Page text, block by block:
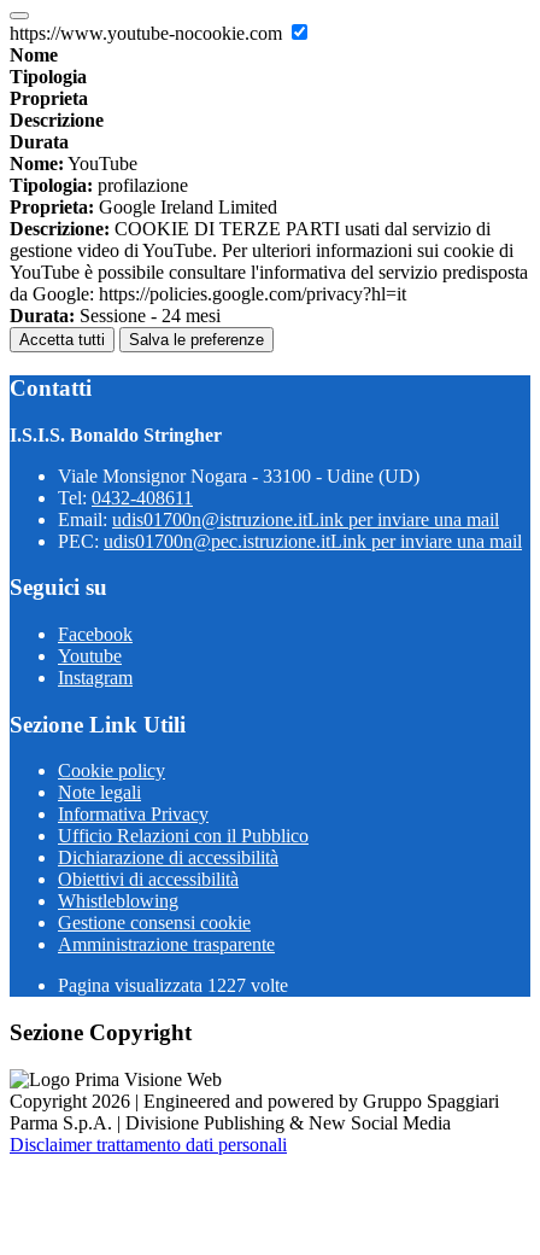
https://www.youtube-nocookie.com
Nome
Tipologia
Proprieta
Descrizione
Durata
Nome: YouTube
Tipologia: profilazione
Proprieta: Google Ireland Limited
Descrizione: COOKIE DI TERZE PARTI usati dal servizio di
gestione video di YouTube. Per ulteriori informazioni sui cookie di
YouTube è possibile consultare l'informativa del servizio predisposta
da Google: https://policies.google.com/privacy?hl=it
Durata: Sessione - 24 mesi
Accetta tutti Salva le preferenze
Contatti
I.S.I.S. Bonaldo Stringher
Viale Monsignor Nogara - 33100 - Udine (UD)
Tel: 0432-408611
Email: udis01700n@istruzione.itLink per inviare una mail
PEC: udis01700n@pec.istruzione.itLink per inviare una mail
Seguici su
Facebook
Youtube
Instagram
Sezione Link Utili
Cookie policy
Note legali
Informativa Privacy
Ufficio Relazioni con il Pubblico
Dichiarazione di accessibilità
Obiettivi di accessibilità
Whistleblowing
Gestione consensi cookie
Amministrazione trasparente
Pagina visualizzata 1227 volte
Sezione Copyright
Copyright 2026 | Engineered and powered by Gruppo Spaggiari
Parma S.p.A. | Divisione Publishing & New Social Media
Disclaimer trattamento dati personali